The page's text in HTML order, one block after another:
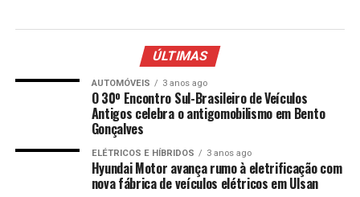
ÚLTIMAS
AUTOMÓVEIS 3 anos ago
O 30º Encontro Sul-Brasileiro de Veículos
Antigos celebra o antigomobilismo em Bento
Gonçalves
ELÉTRICOS E HÍBRIDOS 3 anos ago
Hyundai Motor avança rumo à eletrificação com
nova fábrica de veículos elétricos em Ulsan